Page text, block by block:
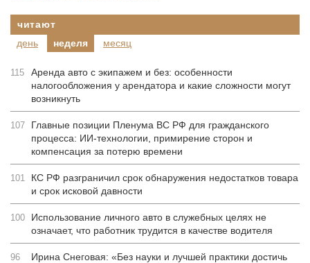
читают
день
неделя месяц
115
Аренда авто с экипажем и без: особенности
налогообложения у арендатора и какие сложности могут
возникнуть
107
Главные позиции Пленума ВС РФ для гражданского
процесса: ИИ-технологии, примирение сторон и
компенсация за потерю времени
101
КС РФ разграничил срок обнаружения недостатков товара
и срок исковой давности
100
Использование личного авто в служебных целях не
означает, что работник трудится в качестве водителя
96
Ирина Снеговая: «Без науки и лучшей практики достичь